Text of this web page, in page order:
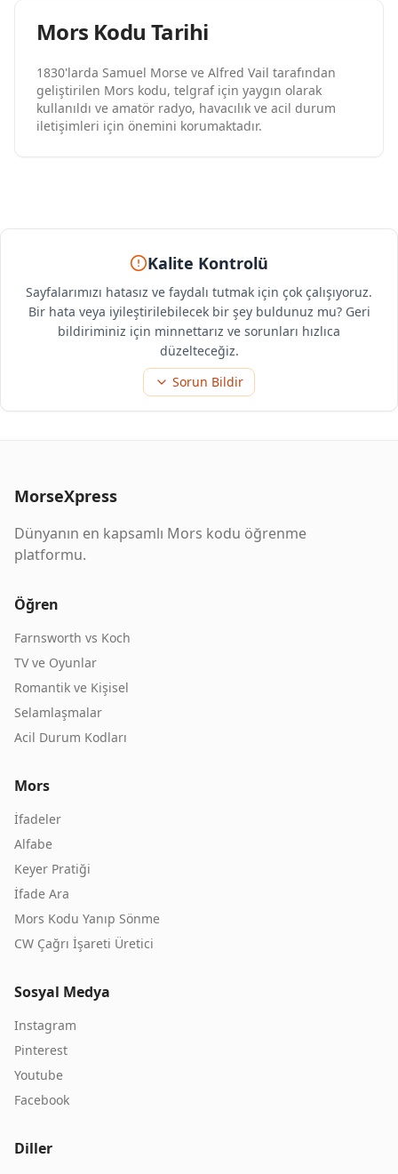
Mors Kodu Tarihi
1830'larda Samuel Morse ve Alfred Vail tarafından
geliştirilen Mors kodu, telgraf için yaygın olarak
kullanıldı ve amatör radyo, havacılık ve acil durum
iletişimleri için önemini korumaktadır.
Kalite Kontrolü
Sayfalarımızı hatasız ve faydalı tutmak için çok çalışıyoruz.
Bir hata veya iyileştirilebilecek bir şey buldunuz mu? Geri
bildiriminiz için minnettarız ve sorunları hızlıca
düzelteceğiz.
Sorun Bildir
MorseXpress
Dünyanın en kapsamlı Mors kodu öğrenme
platformu.
Öğren
Farnsworth vs Koch
TV ve Oyunlar
Romantik ve Kişisel
Selamlaşmalar
Acil Durum Kodları
Mors
İfadeler
Alfabe
Keyer Pratiği
İfade Ara
Mors Kodu Yanıp Sönme
CW Çağrı İşareti Üretici
Sosyal Medya
Instagram
Pinterest
Youtube
Facebook
Diller